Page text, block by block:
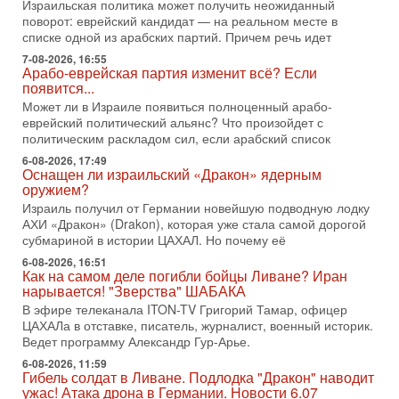
1-08-2026, 17:50
«Русский голос» Израиля: кто заберет его на этот
раз?
Голоса русскоязычных репатриантов не раз кардинально
меняли политический ландшафт Израиля. Достаточно
вспомнить взлет партии «Исраэль ба-алия», когда
31-07-2026, 17:00
Тайны закрытых дверей: о чём на самом деле
молчат Трамп и Нетаньяху?
Недавний визит премьер-министра Израиля Биньямина
Нетаньяху в США и его встреча с Дональдом Трампом
оставили больше вопросов, чем ответов. Полная
31-07-2026, 15:18
Иран готовит покушение на Нетаниягу! Трамп не
хочет эскалации, но КСИР готовит взрыв!
В эфире телеканала ITON-TV СЕРГЕЙ МИГДАЛЬ, эксперт
по вопросам безопасности, офицер запаса
Международного управления полиции Израиля, автор
31-07-2026, 09:02
Битва за разоружение ХАМАСа - НОВОСТИ
31/07/2026
Сегодня президент США Дональд Трамп заявил о
Израильская политика может получить неожиданный
поворот: еврейский кандидат — на реальном месте в
списке одной из арабских партий. Причем речь идет
7-08-2026, 16:55
Арабо-еврейская партия изменит всё? Если
появится...
Может ли в Израиле появиться полноценный арабо-
еврейский политический альянс? Что произойдет с
политическим раскладом сил, если арабский список
6-08-2026, 17:49
Оснащен ли израильский «Дракон» ядерным
оружием?
Израиль получил от Германии новейшую подводную лодку
АХИ «Дракон» (Drakon), которая уже стала самой дорогой
субмариной в истории ЦАХАЛ. Но почему её
6-08-2026, 16:51
Как на самом деле погибли бойцы Ливане? Иран
нарывается! "Зверства" ШАБАКА
В эфире телеканала ITON-TV Григорий Тамар, офицер
ЦАХАЛа в отставке, писатель, журналист, военный историк.
Ведет программу Александр Гур-Арье.
6-08-2026, 11:59
Гибель солдат в Ливане. Подлодка "Дракон" наводит
ужас! Атака дрона в Германии. Новости 6.07